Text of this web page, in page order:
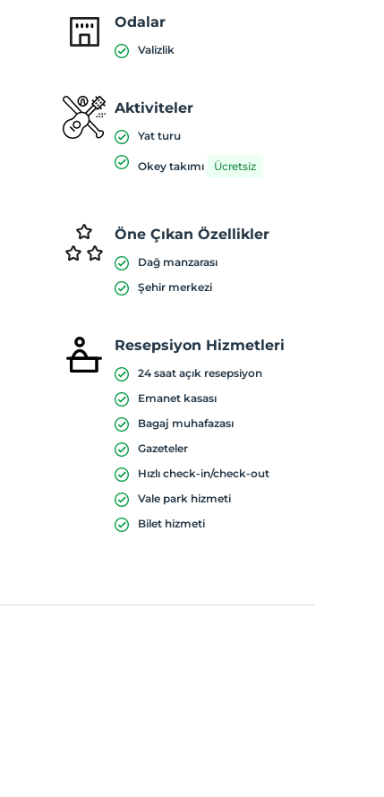
Odalar
Valizlik
Aktiviteler
Yat turu
Okey takımı Ücretsiz
Öne Çıkan Özellikler
Dağ manzarası
Şehir merkezi
Resepsiyon Hizmetleri
24 saat açık resepsiyon
Emanet kasası
Bagaj muhafazası
Gazeteler
Hızlı check-in/check-out
Vale park hizmeti
Bilet hizmeti